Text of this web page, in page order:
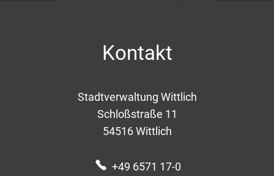
Kontakt
Stadtverwaltung Wittlich
Schloßstraße 11
54516 Wittlich
+49 6571 17-0